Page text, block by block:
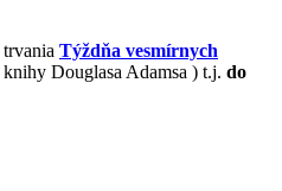
Týždňa vesmírnych
Douglasa Adamsa ) t.j. do